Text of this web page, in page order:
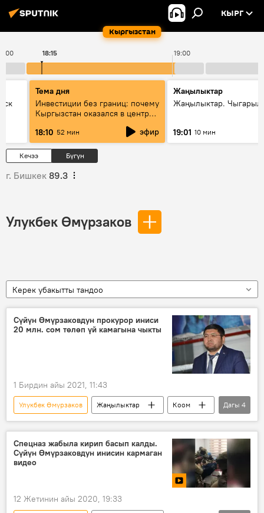
Кыргызстан
КЫРГ
19:00
18:15
Тема дня
Инвестиции без границ: почему
Кыргызстан оказался в центре
18:10 52 мин эфир
Жаңылыктар
Жаңылыктар.
19:01 10 мин
Кечээ Бүгүн
г. Бишкек 89.3
Улукбек Өмүрзаков
Керек убакытты тандоо
Сүйүн Өмүрзаковдун прокурор иниси
20 млн. сом төлөп үй камагына чыкты
1 Бирдин айы 2021, 11:43
Улукбек Өмүрзаков Жаңылыктар
Коом
Кыргызстан
прокурор
рейдерлик
көмүр кени
Дагы 4
Спецназ жабыла кирип басып калды.
Сүйүн Өмүрзаковдун инисин кармаган
видео
12 Жетинин айы 2020, 19:33